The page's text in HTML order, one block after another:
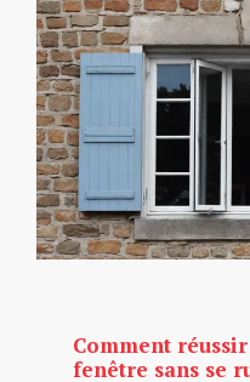
Comment
fenêtre sans se